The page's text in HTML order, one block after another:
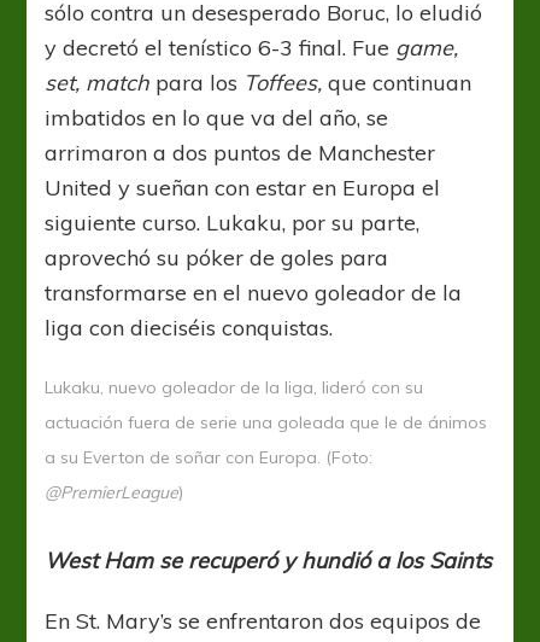
sólo contra un desesperado Boruc, lo eludió
y decretó el tenístico 6-3 final. Fue game,
set, match para los Toffees,que continuan
imbatidos en lo que va del año, se
arrimaron a dos puntos de Manchester
United y sueñan con estar en Europa el
siguiente curso. Lukaku, por su parte,
aprovechó su póker de goles para
transformarse en el nuevo goleador de la
liga con dieciséis conquistas.
Lukaku, nuevo goleador de la liga, lideró con su
actuación fuera de serie una goleada que le de ánimos
a su Everton de soñar con Europa. (Foto:
@PremierLeague)
West Ham se recuperó y hundió a los Saints
En St. Mary’s se enfrentaron dos equipos de